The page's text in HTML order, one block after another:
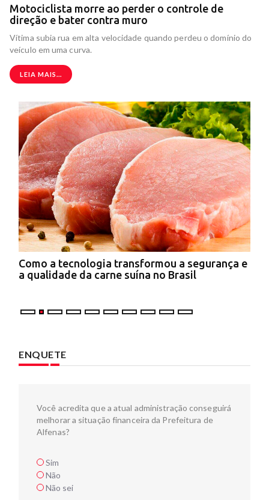
Motociclista morre ao perder o controle de
direção e bater contra muro
Vítima subia rua em alta velocidade quando perdeu o domínio do
veículo em uma curva.
LEIA MAIS...
Como a tecnologia transformou a segurança e
a qualidade da carne suína no Brasil
ENQUETE
Você acredita que a atual administração conseguirá
melhorar a situação financeira da Prefeitura de
Alfenas?
Sim
Não
Não sei